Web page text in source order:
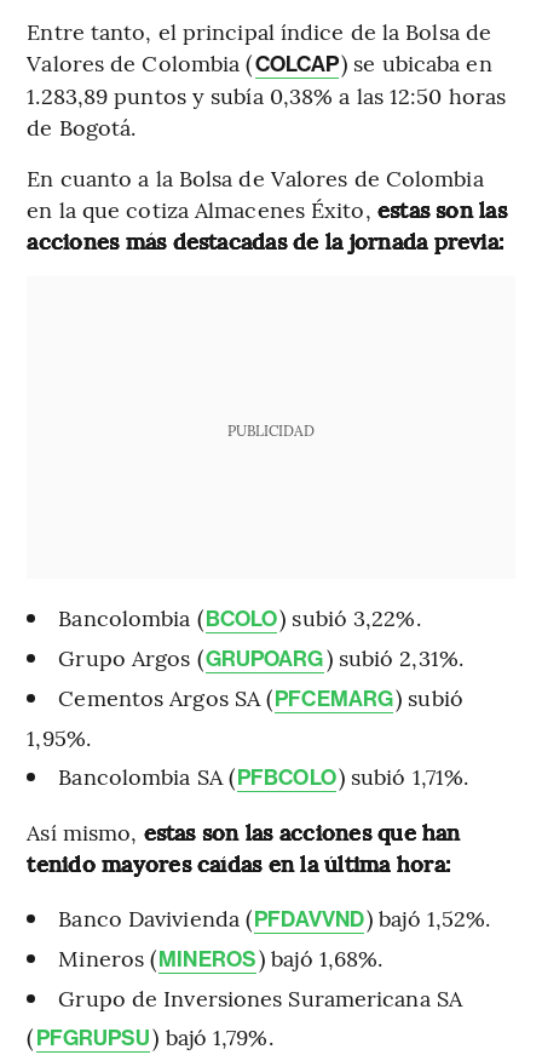
Entre tanto, el principal índice de la Bolsa de
Valores de Colombia (COLCAP) se ubicaba en
1.283,89 puntos y subía 0,38% a las 12:50 horas
de Bogotá.
En cuanto a la Bolsa de Valores de Colombia
en la que cotiza Almacenes Éxito, estas son las
acciones más destacadas de la jornada previa:
PUBLICIDAD
Bancolombia (BCOLO) subió 3,22%.
Grupo Argos (GRUPOARG) subió 2,31%.
Cementos Argos SA (PFCEMARG) subió
1,95%.
Bancolombia SA (PFBCOLO) subió 1,71%.
Así mismo, estas son las acciones que han
tenido mayores caídas en la última hora:
Banco Davivienda (PFDAVVND) bajó 1,52%.
Mineros (MINEROS) bajó 1,68%.
Grupo de Inversiones Suramericana SA
(PFGRUPSU) bajó 1,79%.